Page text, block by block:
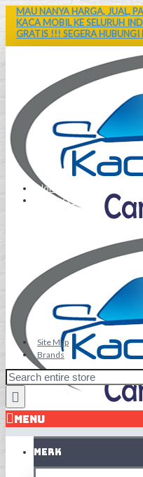
MAU NANYA HARGA, JUAL,
KACA MOBIL KE SELURUH
GRATIS !!! SEGERA
Home
Contact Us
Site Map
Brands
MENU
MERK